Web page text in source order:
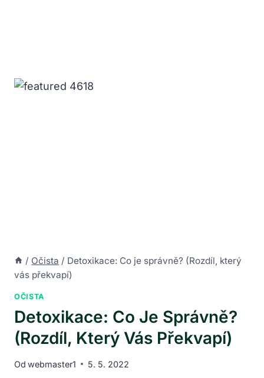
/ Očista / Detoxikace: Co je správně? (Rozdíl, který
vás překvapí)
OČISTA
Detoxikace: Co Je Správně?
(Rozdíl, Který Vás Překvapí)
Od webmaster1 5. 5. 2022